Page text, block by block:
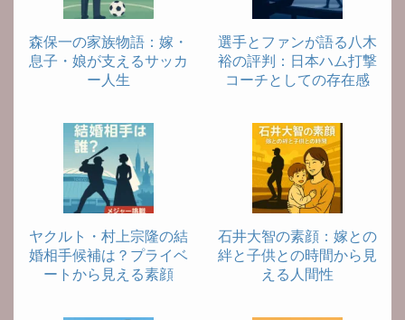
森保一の家族物語：嫁・
息子・娘が支えるサッカ
ー人生
選手とファンが語る八木
裕の評判：日本ハム打撃
コーチとしての存在感
ヤクルト・村上宗隆の結
婚相手候補は？プライベ
ートから見える素顔
石井大智の素顔：嫁との
絆と子供との時間から見
える人間性